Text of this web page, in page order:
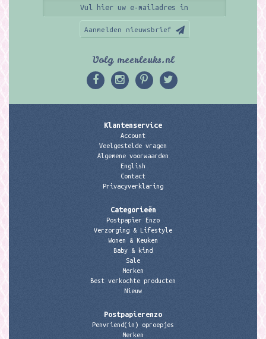
Aanmelden nieuwsbrief
Volg meerleuks.nl
Klantenservice
Account
Veelgestelde vragen
Algemene voorwaarden
English
Contact
Privacyverklaring
Categorieën
Postpapier Enzo
Verzorging & Lifestyle
Wonen & Keuken
Baby & kind
Sale
Merken
Best verkochte producten
Nieuw
Postpapierenzo
Penvriend(in) oproepjes
Merken